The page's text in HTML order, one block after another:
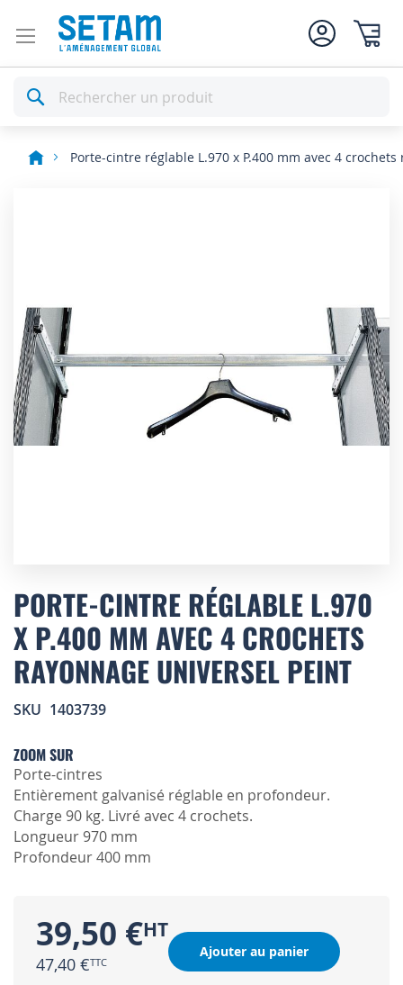
Rechercher
Porte-cintre réglable L.970 x P.400 mm avec 4
images
gallery
to
the
beginning
of
the
images
PORTE-CINTRE RÉGLABLE L.970
X P.400 MM AVEC 4 CROCHETS
RAYONNAGE UNIVERSEL PEINT
SKU 1403739
ZOOM SUR
Porte-cintres
Entièrement galvanisé réglable en profondeur.
Charge 90 kg. Livré avec 4 crochets.
Longueur 970 mm
Profondeur 400 mm
39,50 €
47,40 €
Ajouter au panier